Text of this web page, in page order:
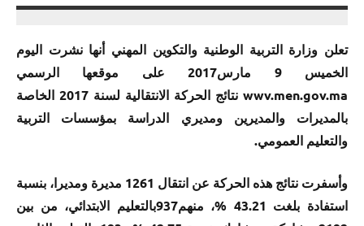
تعلن وزارة التربية الوطنية والتكوين المهني أنها نشرت اليوم
الخميس 9 مارس2017 على موقعها الرسمي
wwv.men.gov.ma نتائج الحركة الانتقالية لسنة 2017 الخاصة
بالمديرات والمديرين ومديري الدراسة بمؤسسات التربية
والتعليم العمومي.
وأسفرت نتائج هذه الحركة عن انتقال 1261 مديرة ومديرا، بنسبة
استفادة بلغت 43.21 %، منهم937بالتعليم الابتدائي، من بين